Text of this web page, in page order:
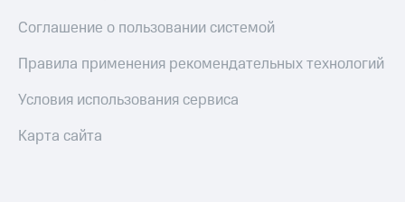
Соглашение о пользовании системой
Правила применения рекомендательных технологий
Условия использования сервиса
Карта сайта